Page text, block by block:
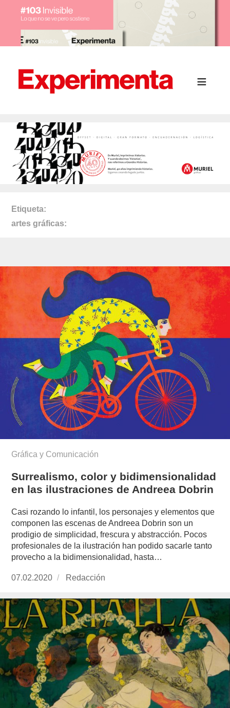
Etiqueta
artes gráficas
Gráfica y Comunicación
Surrealismo, color y bidimensionalidad
en las ilustraciones de Andreea Dobrin
Casi rozando lo infantil, los personajes y elementos que
componen las escenas de Andreea Dobrin son un
prodigio de simplicidad, frescura y abstracción. Pocos
profesionales de la ilustración han podido sacarle tanto
provecho a la bidimensionalidad, hasta…
Publicado
07.02.2020 https://www.experimenta.es/author/redaccion/
Redacción